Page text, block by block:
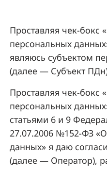
Проставляя чек-бокс
персональных
являюсь субъектом
(далее — Субъект
Проставляя чек-бокс
персональных
статьями 6 и 9
27.07.2006 №152-ФЗ
данных» я даю
(далее — Оператор),